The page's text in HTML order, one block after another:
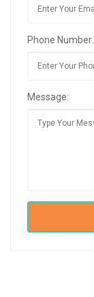
Phone Number:
Message: